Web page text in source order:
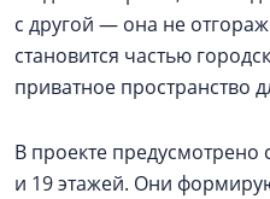
с другой — она не
становится частью
приватное пространство
В проекте предусмотрено
и 19 этажей. Они